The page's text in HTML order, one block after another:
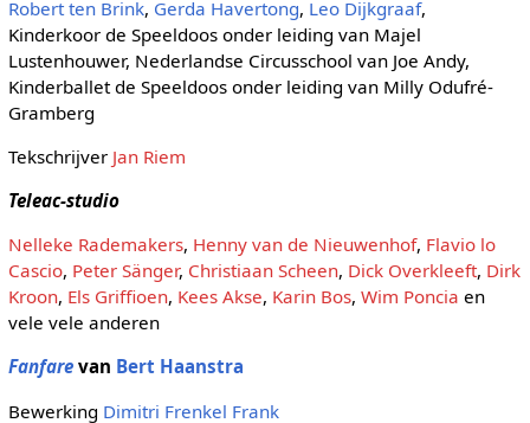
Robert ten Brink, Gerda Havertong, Leo Dijkgraaf,
Kinderkoor de Speeldoos onder leiding van Majel
Lustenhouwer, Nederlandse Circusschool van Joe Andy,
Kinderballet de Speeldoos onder leiding van Milly Odufré-
Gramberg
Tekschrijver Jan Riem
Teleac-studio
Nelleke Rademakers, Henny van de Nieuwenhof, Flavio lo
Cascio, Peter Sänger, Christiaan Scheen, Dick Overkleeft, Dirk
Kroon, Els Griffioen, Kees Akse, Karin Bos, Wim Poncia en
vele vele anderen
Fanfarevan Bert Haanstra
Bewerking Dimitri Frenkel Frank